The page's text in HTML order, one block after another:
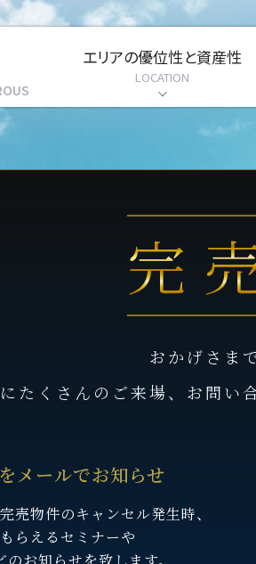
エリアの優位性と資産性
LOCATION
完
おかげさま
たくさんのご来場、お問い
メールでお知らせ
売物件のキャンセル発生時、
らえるセミナーや